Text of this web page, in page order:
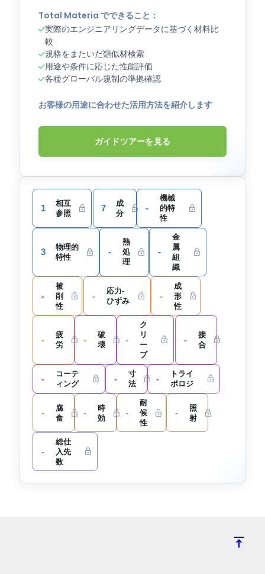
Total Materia でできること：
実際のエンジニアリングデータに基づく材料比
較
規格をまたいだ類似材検索
用途や条件に応じた性能評価
各種グローバル規制の準拠確認
お客様の用途に合わせた活用方法を紹介します
ガイドツアーを見る
1
相互
参照
7
成
分
-
機械
的特
性
3
物理的
特性
-
熱
処
理
-
金
属
組
織
-
被
削
性
-
応力-
ひずみ
-
成
形
性
-
疲
労
-
破
壊
-
ク
リ
ー
プ
-
接
合
-
コーテ
ィング
-
寸
法
-
トライ
ボロジ
-
腐
食
-
時
効
-
耐
候
性
-
照
射
-
総仕
入先
数
vertical_align_top